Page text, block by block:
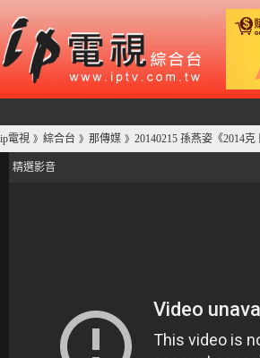
ip電視 》 綜合台 》 那傳媒 》 20140215 孫燕姿《2014
精選影音